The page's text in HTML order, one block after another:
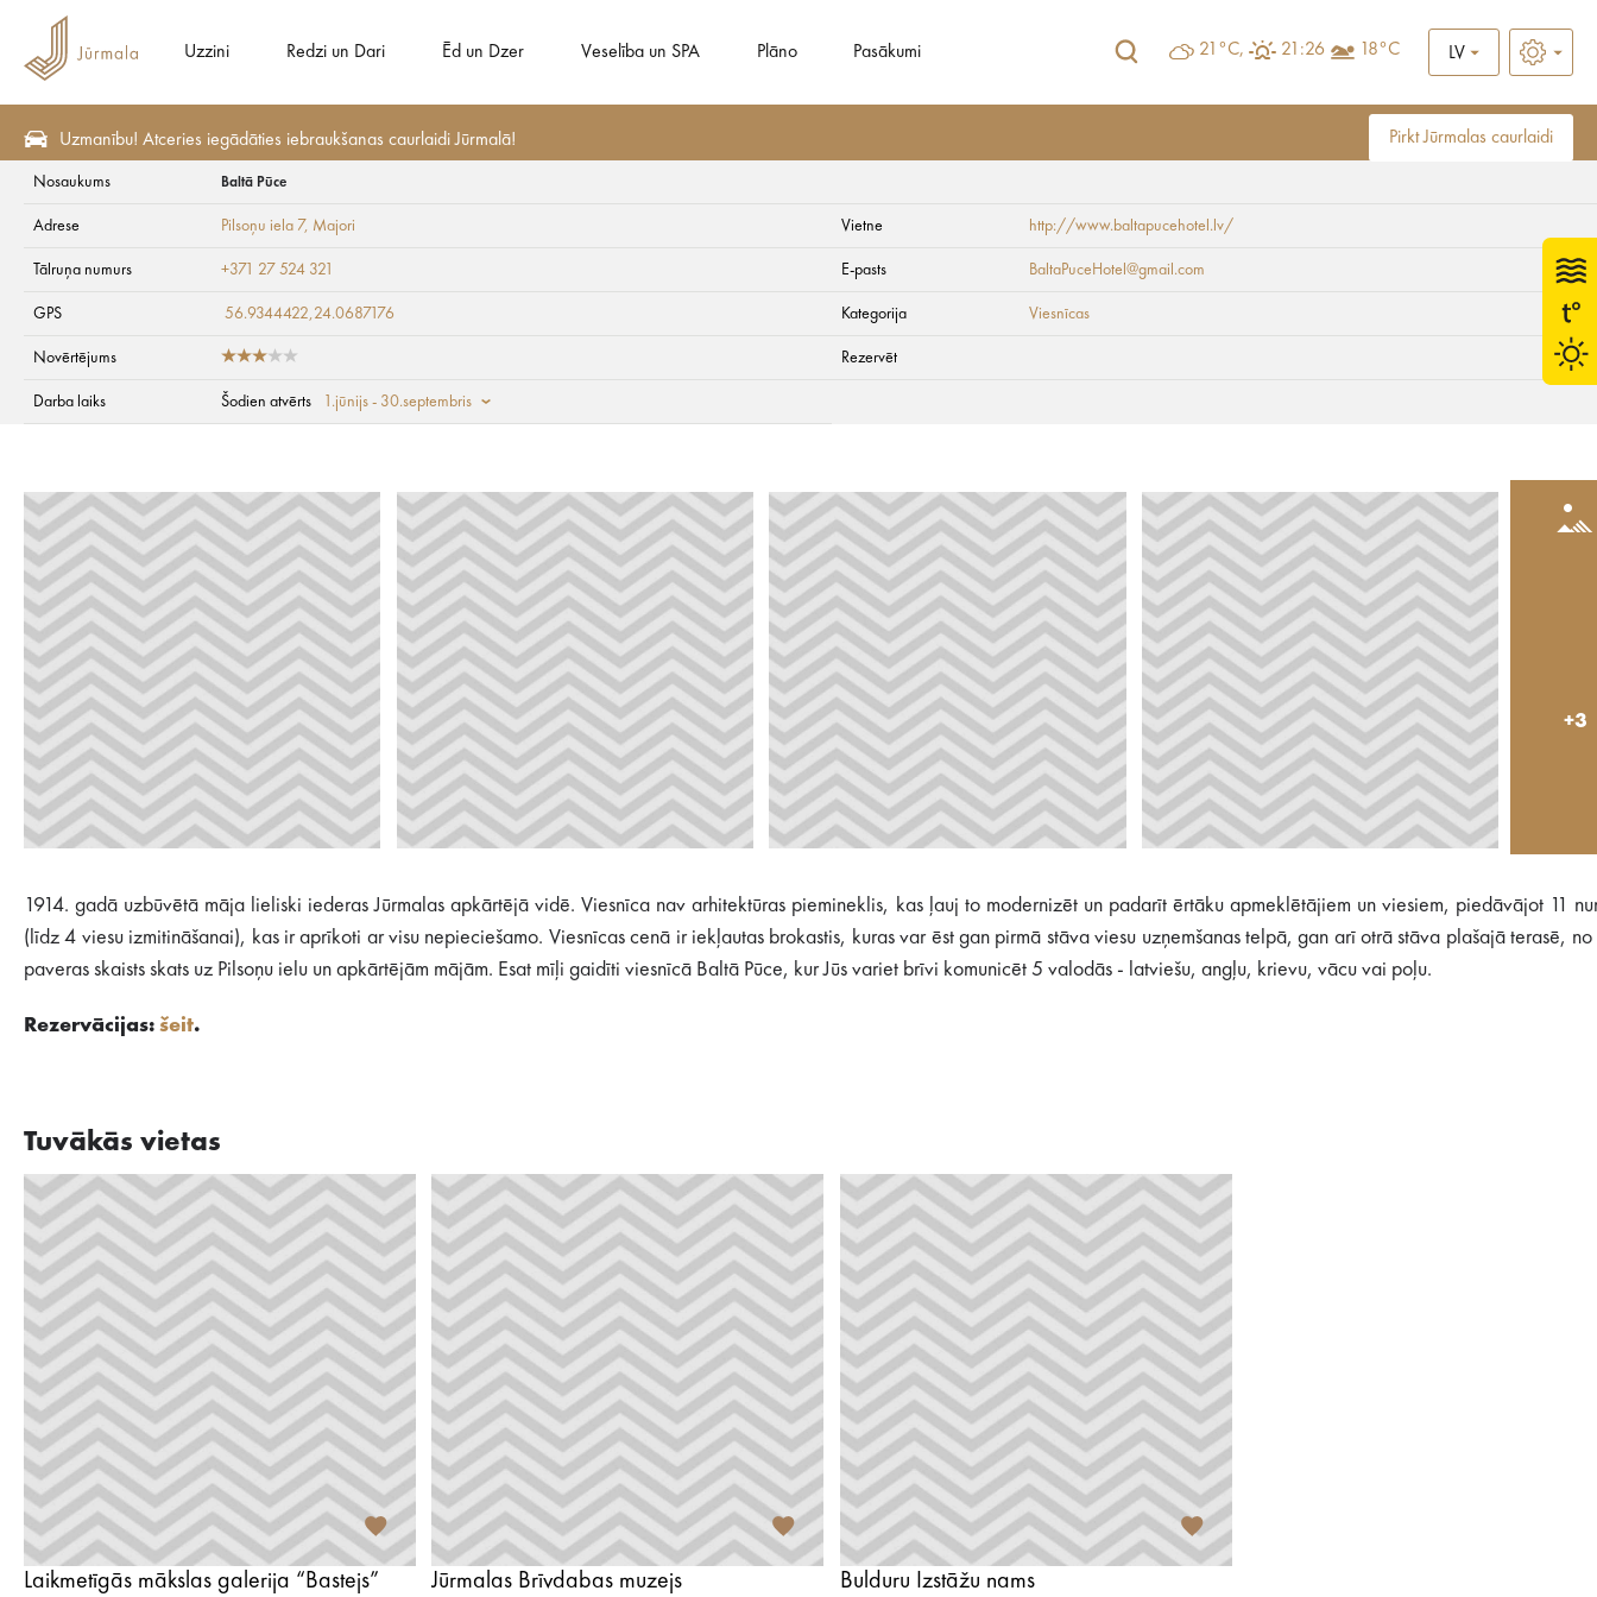
Uzzini Redzi un Dari Ēd un Dzer Veselība un SPA Plāno Pasākumi 21°C, 21:26 18°C LV
Uzmanību! Atceries iegādāties iebraukšanas caurlaidi Jūrmalā! Pirkt Jūrmalas caurlaidi
Baltā Pūce
Nosaukums Baltā Pūce
Adrese Pilsoņu iela 7, Majori Vietne http://www.baltapucehotel.lv/
Tālruņa numurs +371 27 524 321 E-pasts BaltaPuceHotel@gmail.com
GPS 56.9344422,24.0687176 Kategorija Viesnīcas
Novērtējums Rezervēt
Darba laiks Šodien atvērts 1.jūnijs - 30.septembris
+3
1914. gadā uzbūvētā māja lieliski iederas Jūrmalas apkārtējā vidē. Viesnīca nav arhitektūras piemineklis, kas ļauj to modernizēt un padarīt ērtāku apmeklētājiem un viesiem, piedāvājot 11
(līdz 4 viesu izmitināšanai), kas ir aprīkoti ar visu nepieciešamo. Viesnīcas cenā ir iekļautas brokastis, kuras var ēst gan pirmā stāva viesu uzņemšanas telpā, gan arī otrā stāva plašajā terasē, no
paveras skaists skats uz Pilsoņu ielu un apkārtējām mājām. Esat mīļi gaidīti viesnīcā Baltā Pūce, kur Jūs variet brīvi komunicēt 5 valodās - latviešu, angļu, krievu, vācu vai poļu.
Rezervācijas: šeit.
Tuvākās vietas
Laikmetīgās mākslas galerija “Bastejs” Jūrmalas Brīvdabas muzejs Bulduru Izstāžu nams